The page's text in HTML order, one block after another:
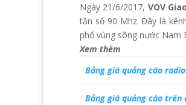
Ngày 21/6/2017, VOV
tần số 90 Mhz. Đây là
phố vùng sông nước Nam
Xem thêm
Bảng giá quảng cáo
Bảng giá quảng cáo